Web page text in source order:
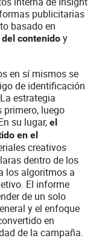
publicitarias
basado en
contenido y
en sí mismos se
de identificación
estrategia
luego
su lugar,el
en el
creativos
dentro de los
los algoritmos a
El informe
de un solo
y el enfoque
en
de la campaña.